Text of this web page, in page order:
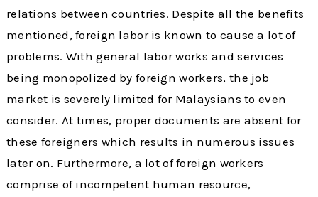
relations between countries. Despite all the benefits
mentioned, foreign labor is known to cause a lot of
problems. With general labor works and services
being monopolized by foreign workers, the job
market is severely limited for Malaysians to even
consider. At times, proper documents are absent for
these foreigners which results in numerous issues
later on. Furthermore, a lot of foreign workers
comprise of incompetent human resource,